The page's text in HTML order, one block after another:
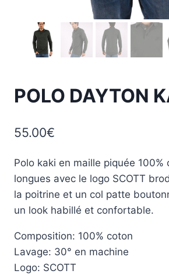
POLO DAYTON
55.00€
Polo kaki en maille piquée 100%
longues avec le logo SCOTT
la poitrine et un col patte
un look habillé et confortable.
Composition: 100% coton
Lavage: 30° en machine
Logo: SCOTT